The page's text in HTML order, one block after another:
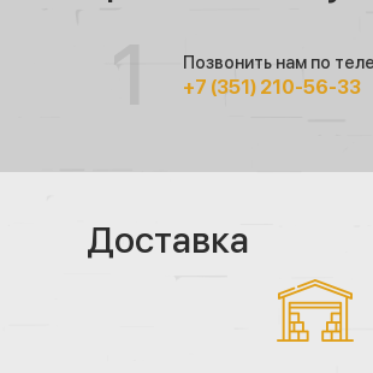
Позвонить нам по
+7 (351) 210-56-33
Доставка